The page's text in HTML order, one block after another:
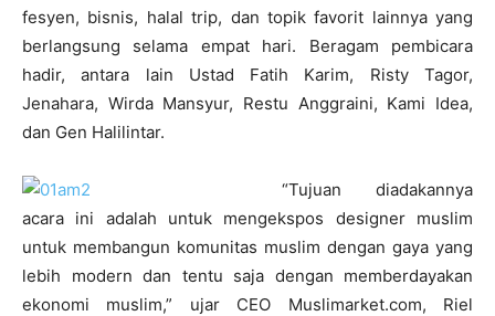
fesyen, bisnis, halal trip, dan topik favorit lainnya yang
berlangsung selama empat hari. Beragam pembicara
hadir, antara lain Ustad Fatih Karim, Risty Tagor,
Jenahara, Wirda Mansyur, Restu Anggraini, Kami Idea,
dan Gen Halilintar.
“Tujuan diadakannya
acara ini adalah untuk mengekspos designer muslim
untuk membangun komunitas muslim dengan gaya yang
lebih modern dan tentu saja dengan memberdayakan
ekonomi muslim,” ujar CEO Muslimarket.com, Riel